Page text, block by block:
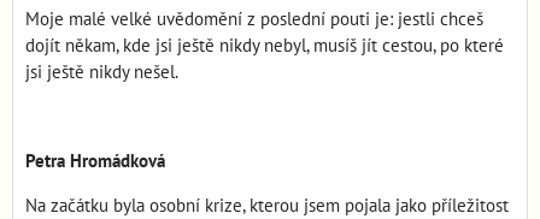
Moje malé velké uvědomění z poslední pouti je: jestli chceš
dojít někam, kde jsi ještě nikdy nebyl, musíš jít cestou, po které
jsi ještě nikdy nešel.
Petra Hromádková
Na začátku byla osobní krize, kterou jsem pojala jako příležitost